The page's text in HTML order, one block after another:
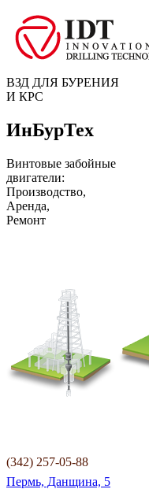
ВЗД ДЛЯ БУРЕНИЯ
И КРС
ИнБурТех
Винтовые забойные
двигатели:
Производство,
Аренда,
Ремонт
(342) 257-05-88
Пермь, Данщина, 5